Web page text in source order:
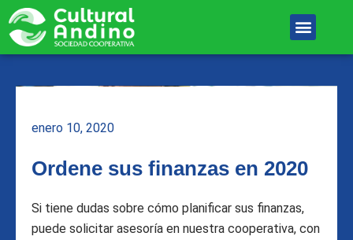
contenido
Menu
enero 10, 2020
Ordene sus finanzas en 2020
Si tiene dudas sobre cómo planificar sus finanzas,
puede solicitar asesoría en nuestra cooperativa, con